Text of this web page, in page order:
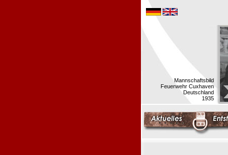
Mannschaftsbild
Feuerwehr Cuxhaven
Deutschland
1935